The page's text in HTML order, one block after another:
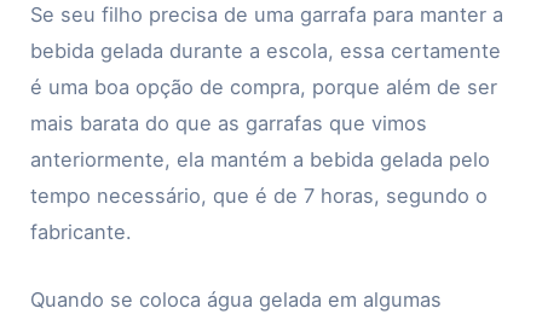
Se seu filho precisa de uma garrafa para manter a
bebida gelada durante a escola, essa certamente
é uma boa opção de compra, porque além de ser
mais barata do que as garrafas que vimos
anteriormente, ela mantém a bebida gelada pelo
tempo necessário, que é de 7 horas, segundo o
fabricante.
Quando se coloca água gelada em algumas